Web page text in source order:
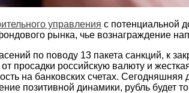
управления с потенциальной
рынка, чье вознаграждение
по поводу 13 пакета санкций, к
просадки российскую валюту и
на банковских счетах.
позитивной динамики, рубль будет